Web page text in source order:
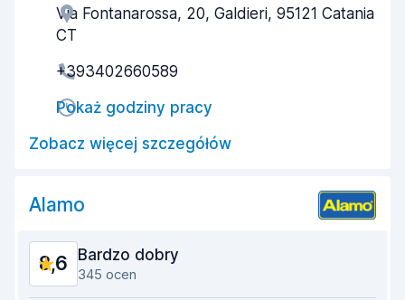
Pomocność przedstawiciela 8,3
Czystość samochodu
Via Fontanarossa, 20, Galdieri, 95121 Catania
CT
+393402660589
Pokaż godziny pracy
Zobacz więcej szczegółów
Alamo
8,6 Bardzo dobry
345 ocen